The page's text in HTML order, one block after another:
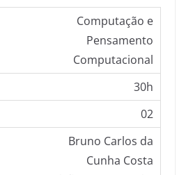
Computação e
Pensamento
Computacional
30h
02
Bruno Carlos da
Cunha Costa